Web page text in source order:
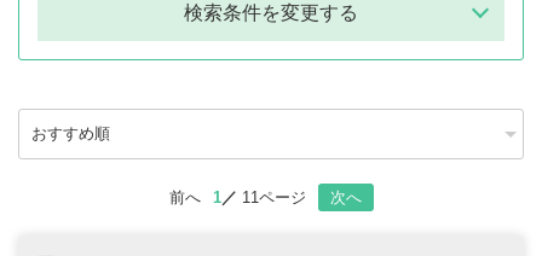
検索条件を変更する
前へ 1 11ページ 次へ